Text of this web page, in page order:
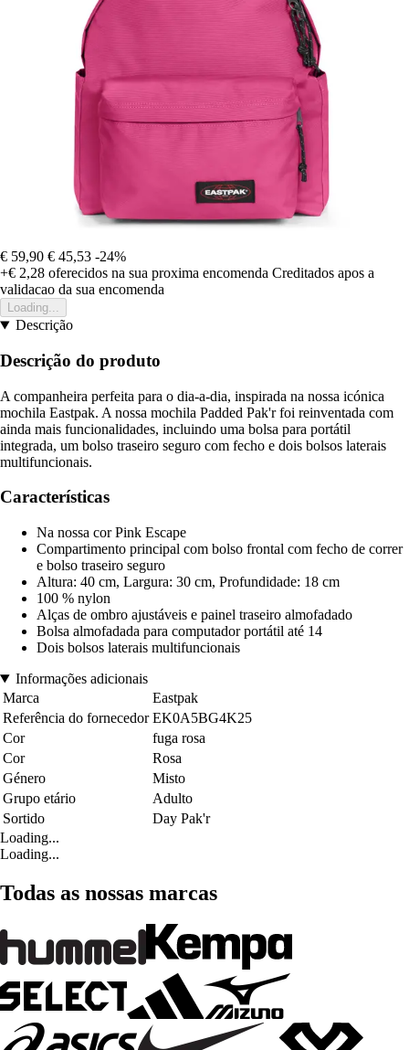
€ 59,90 € 45,53 -24%
+€ 2,28 oferecidos na sua proxima encomenda Creditados apos a
validacao da sua encomenda
Loading...
Descrição
Descrição do produto
A companheira perfeita para o dia-a-dia, inspirada na nossa icónica
mochila Eastpak. A nossa mochila Padded Pak'r foi reinventada com
ainda mais funcionalidades, incluindo uma bolsa para portátil
integrada, um bolso traseiro seguro com fecho e dois bolsos laterais
multifuncionais.
Características
Na nossa cor Pink Escape
Compartimento principal com bolso frontal com fecho de correr
e bolso traseiro seguro
Altura: 40 cm, Largura: 30 cm, Profundidade: 18 cm
100 % nylon
Alças de ombro ajustáveis e painel traseiro almofadado
Bolsa almofadada para computador portátil até 14
Dois bolsos laterais multifuncionais
Informações adicionais
Marca
Eastpak
Referência do fornecedor EK0A5BG4K25
Cor
fuga rosa
Cor
Rosa
Género
Misto
Grupo etário
Adulto
Sortido
Day Pak'r
Loading...
Loading...
Todas as nossas marcas